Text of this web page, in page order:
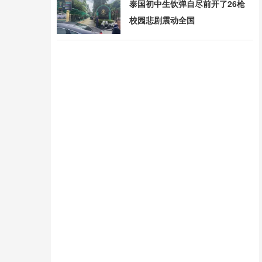
泰国初中生饮弹自尽前开了26枪
校园悲剧震动全国